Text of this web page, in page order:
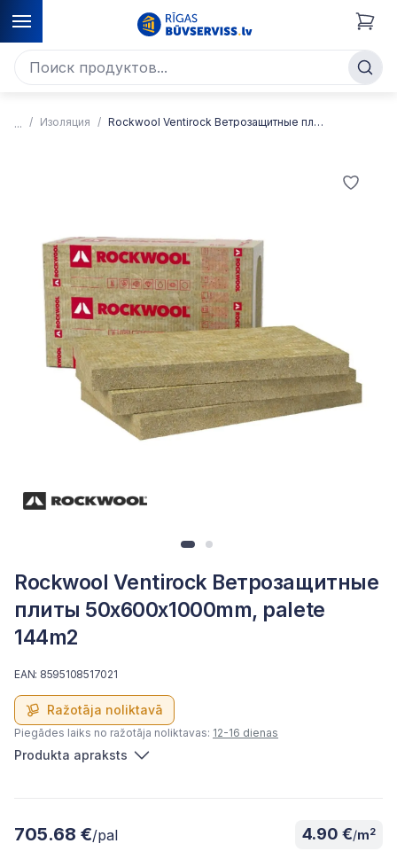
Изоляция Rockwool Ventirock Ветрозащитные плиты
Rockwool Ventirock Ветрозащитные
плиты 50x600x1000mm, palete
144m2
Ražotāja noliktavā
EAN: 8595108517021
Piegādes laiks no ražotāja noliktavas: 12-16 dienas
Produkta apraksts
705.68 €/pal 4.90 €/m2